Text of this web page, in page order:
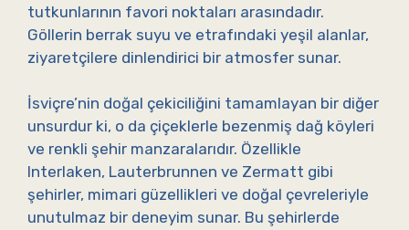
tutkunlarının favori noktaları arasındadır.
Göllerin berrak suyu ve etrafındaki yeşil alanlar,
ziyaretçilere dinlendirici bir atmosfer sunar.
İsviçre’nin doğal çekiciliğini tamamlayan bir diğer
unsurdur ki, o da çiçeklerle bezenmiş dağ köyleri
ve renkli şehir manzaralarıdır. Özellikle
Interlaken, Lauterbrunnen ve Zermatt gibi
şehirler, mimari güzellikleri ve doğal çevreleriyle
unutulmaz bir deneyim sunar. Bu şehirlerde